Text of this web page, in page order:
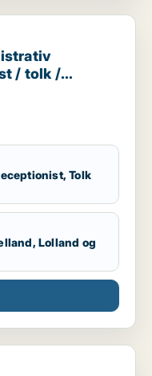
/
/ tolk /
Tolk
Lolland og
/ revisor /